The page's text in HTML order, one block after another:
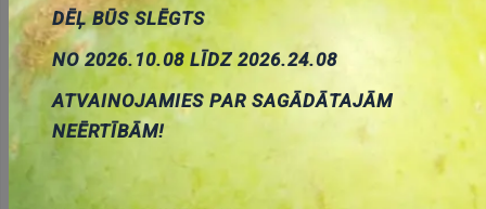
OF-LBS3528G LED strip 485mm/30LED, zaļš, 12V,
120grad
Cena:8.22 €
00022856 Artikuls: OF-LBS3528G
Noliktavas
stāvoklis:
DĒĻ BŪS SLĒGTS
NO 2026.10.08 LĪDZ 2026.24.08
ATVAINOJAMIES PAR SAGĀDĀTAJĀM
NEĒRTĪBĀM!